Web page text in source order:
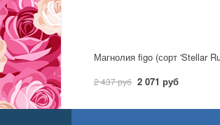
Магнолия figo (сорт 'Stellar
2 437 руб 2 071 руб